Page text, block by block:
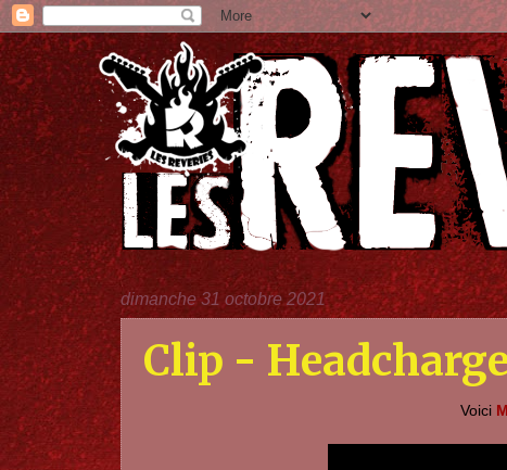
dimanche 31 octobre 2021
Clip -
Voici